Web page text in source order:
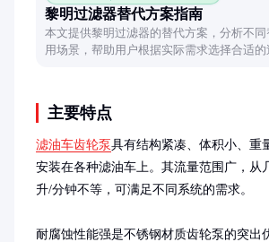
黎明过滤器替代方案指南
本文提供黎明过滤器的替代方案，分析不
用场景，帮助用户根据实际需求选择合适的
主要特点
滤油车齿轮泵具有结构紧凑、体积小、重
安装在各种滤油车上。其流量范围广，从
升/分钟不等，可满足不同系统的需求。
耐腐蚀性能强是不锈钢材质齿轮泵的突出